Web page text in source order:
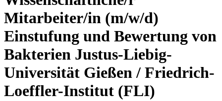
Mitarbeiter/in (m/w/d)
Einstufung und Bewertung von
Bakterien Justus-Liebig-
Universität Gießen / Friedrich-
Loeffler-Institut (FLI)